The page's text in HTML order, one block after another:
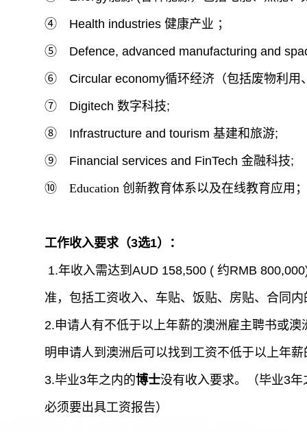
④ Health industries 健康产业 ；
⑤ Defence, advanced manufacturing and
⑥ Circular economy循环经济（包括废物利用
⑦ Digitech 数字科技;
⑧ Infrastructure and tourism 基建和旅游;
⑨ Financial services and FinTech 金融科技;
⑩ Education 创新教育体系以及在线教育应用；
工作收入要求（3选1）：
1.年收入需达到AUD 158,500 ( 约RMB
准，包括工资收入、车贴、饭贴、房贴、合同
2.申请人有不低于以上年薪的澳洲雇主聘书或
明申请人到澳洲后可以找到工资不低于以上年薪
3.毕业3年之内的博士没有收入要求。（毕业3
必须要出具工资报告）